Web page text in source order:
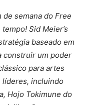
semana do Free
Sid Meier’s
baseado em
construir um poder
para artes
líderes, incluindo
Hojo Tokimune do